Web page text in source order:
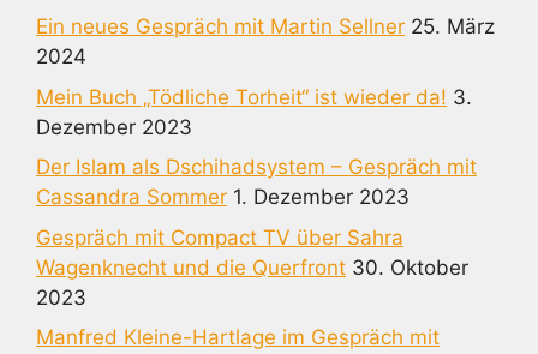
Ein neues Gespräch mit Martin Sellner 25. März
2024
Mein Buch „Tödliche Torheit“ ist wieder da! 3.
Dezember 2023
Der Islam als Dschihadsystem – Gespräch mit
Cassandra Sommer 1. Dezember 2023
Gespräch mit Compact TV über Sahra
Wagenknecht und die Querfront 30. Oktober
2023
Manfred Kleine-Hartlage im Gespräch mit